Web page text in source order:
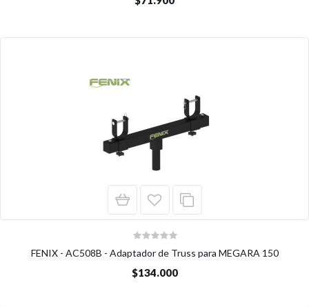
FENIX - AC508B - Adaptador de Truss para MEGARA 150
$134.000